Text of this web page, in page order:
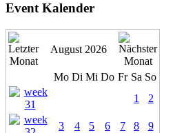
Event Kalender
August 2026
Mo Di Mi Do Fr Sa So
1
2
3 4 5 6 7 8 9